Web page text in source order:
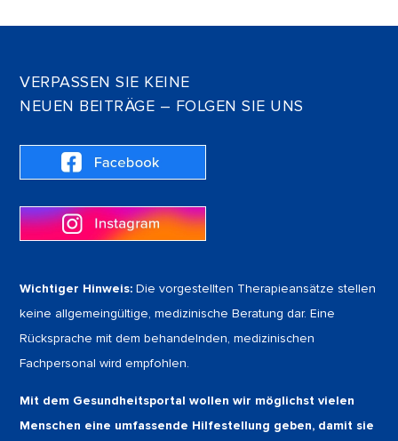
VERPASSEN SIE KEINE
NEUEN BEITRÄGE – FOLGEN SIE UNS
Wichtiger Hinweis: Die vorgestellten Therapieansätze stellen
keine allgemeingültige, medizinische Beratung dar. Eine
Rücksprache mit dem behandelnden, medizinischen
Fachpersonal wird empfohlen.
Mit dem Gesundheitsportal wollen wir möglichst vielen
Menschen eine umfassende Hilfestellung geben, damit sie